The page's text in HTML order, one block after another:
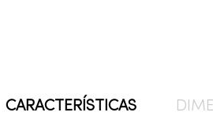
CARACTERÍSTICAS